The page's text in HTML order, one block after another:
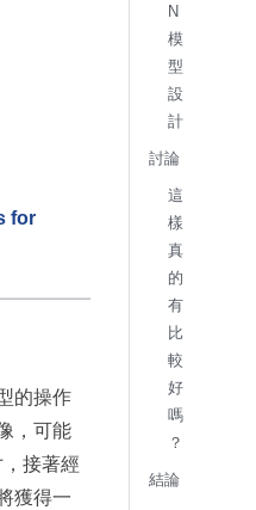
for
的操作
，可能
接著經
獲得一
N
模
型
設
計
討論
這
樣
真
的
有
比
較
好
嗎
？
結論